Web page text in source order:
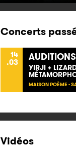
Concerts
14
.03
YIRJI +
MAISON POÈME -
Vidéos